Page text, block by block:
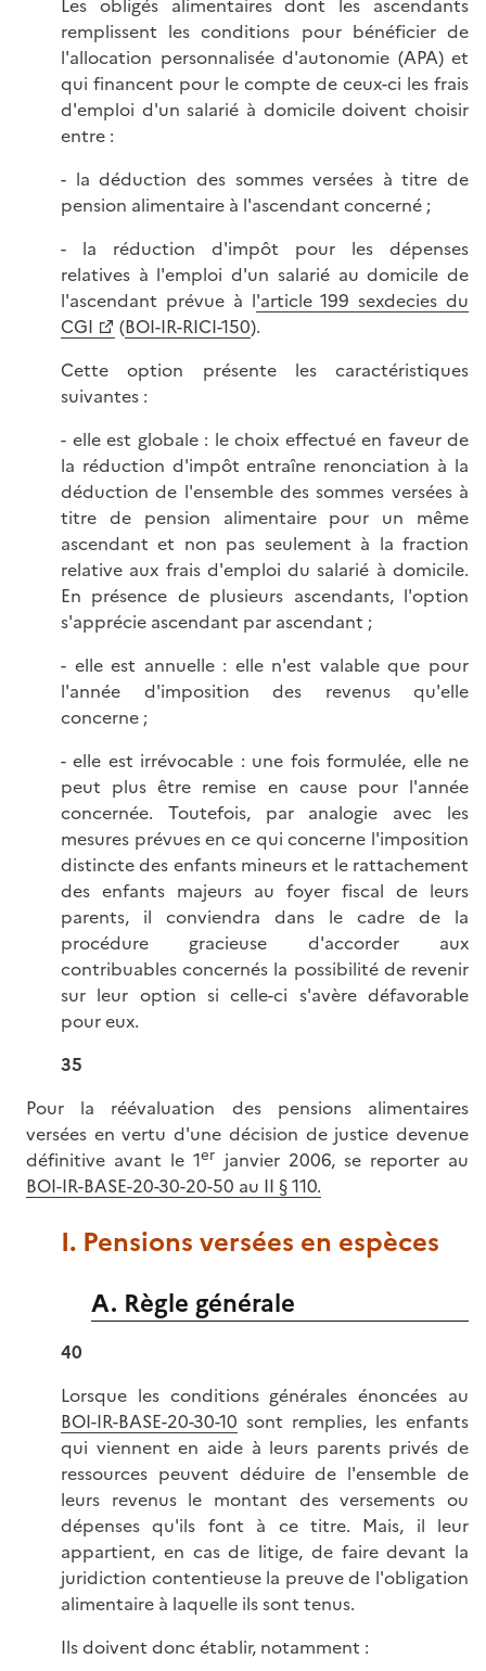
Les obligés alimentaires dont les ascendants
remplissent les conditions pour bénéficier de
l'allocation personnalisée d'autonomie (APA) et
qui financent pour le compte de ceux-ci les frais
d'emploi d'un salarié à domicile doivent choisir
entre :
- la déduction des sommes versées à titre de
pension alimentaire à l'ascendant concerné ;
- la réduction d'impôt pour les dépenses
relatives à l'emploi d'un salarié au domicile de
l'ascendant prévue à l'article 199 sexdecies du
CGI
(BOI-IR-RICI-150).
Cette option présente les caractéristiques
suivantes :
- elle est globale : le choix effectué en faveur de
la réduction d'impôt entraîne renonciation à la
déduction de l'ensemble des sommes versées à
titre de pension alimentaire pour un même
ascendant et non pas seulement à la fraction
relative aux frais d'emploi du salarié à domicile.
En présence de plusieurs ascendants, l'option
s'apprécie ascendant par ascendant ;
- elle est annuelle : elle n'est valable que pour
l'année d'imposition des revenus qu'elle
concerne ;
- elle est irrévocable : une fois formulée, elle ne
peut plus être remise en cause pour l'année
concernée. Toutefois, par analogie avec les
mesures prévues en ce qui concerne l'imposition
distincte des enfants mineurs et le rattachement
des enfants majeurs au foyer fiscal de leurs
parents, il conviendra dans le cadre de la
procédure gracieuse d'accorder aux
contribuables concernés la possibilité de revenir
sur leur option si celle-ci s'avère défavorable
pour eux.
35
Pour la réévaluation des pensions alimentaires
versées en vertu d'une décision de justice devenue
définitive avant le 1er janvier 2006, se reporter au
BOI-IR-BASE-20-30-20-50 au II § 110.
I. Pensions versées en espèces
A. Règle générale
40
Lorsque les conditions générales énoncées au
BOI-IR-BASE-20-30-10 sont remplies, les enfants
qui viennent en aide à leurs parents privés de
ressources peuvent déduire de l'ensemble de
leurs revenus le montant des versements ou
dépenses qu'ils font à ce titre. Mais, il leur
appartient, en cas de litige, de faire devant la
juridiction contentieuse la preuve de l'obligation
alimentaire à laquelle ils sont tenus.
Ils doivent donc établir, notamment :